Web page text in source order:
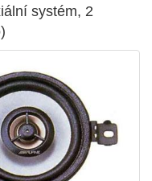
systém, 2